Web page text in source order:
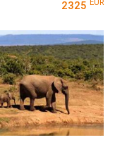
2325 EUR